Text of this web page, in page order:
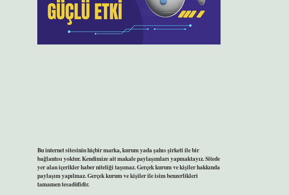
Bu internet sitesinin hiçbir marka, kurum yada şahıs şirketi ile bir
bağlantısı yoktur. Kendimize ait makale paylaşımları yapmaktayız. Sitede
yer alan içerikler haber niteliği taşımaz. Gerçek kurum ve kişiler hakkında
paylaşım yapılmaz. Gerçek kurum ve kişiler ile isim benzerlikleri
tamamen tesadüfidir.